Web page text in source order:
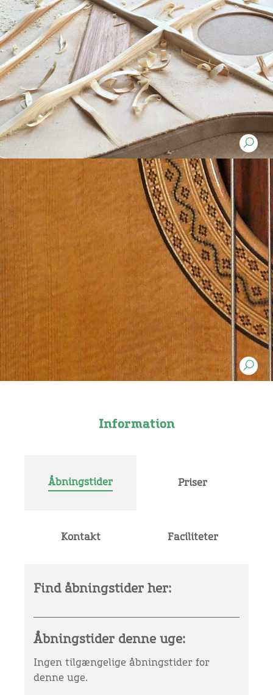
Information
Åbningstider Priser
Kontakt Faciliteter
Find åbningstider her:
Åbningstider denne uge:
Ingen tilgængelige åbningstider for
denne uge.